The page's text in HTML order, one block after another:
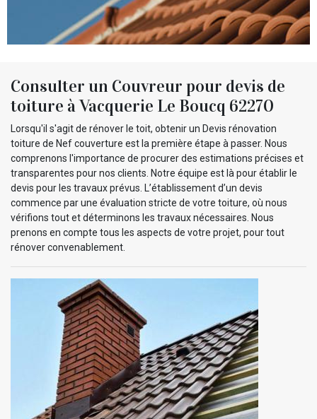
Consulter un Couvreur pour devis de
toiture à Vacquerie Le Boucq 62270
Lorsqu'il s'agit de rénover le toit, obtenir un Devis rénovation
toiture de Nef couverture est la première étape à passer. Nous
comprenons l'importance de procurer des estimations précises et
transparentes pour nos clients. Notre équipe est là pour établir le
devis pour les travaux prévus. L’établissement d’un devis
commence par une évaluation stricte de votre toiture, où nous
vérifions tout et déterminons les travaux nécessaires. Nous
prenons en compte tous les aspects de votre projet, pour tout
rénover convenablement.